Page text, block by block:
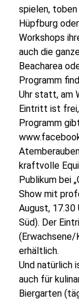
spielen,
Hüpfburg
Workshops
auch die
Beacharea
Programm
Uhr statt, am
Eintritt ist
Programm
kraftvolle
Publikum bei
Show mit
August, 17.30
Süd). Der
(Erwachsene/
erhältlich.
Und natürlich
auch für
Biergarten